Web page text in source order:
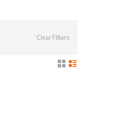
Clear Filters